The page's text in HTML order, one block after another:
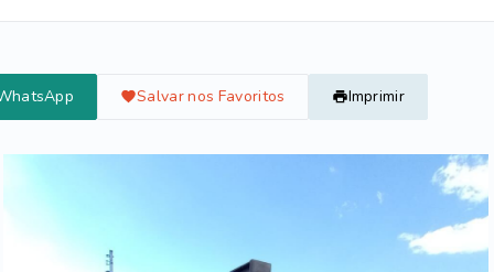
Salvar nos Favoritos Imprimir